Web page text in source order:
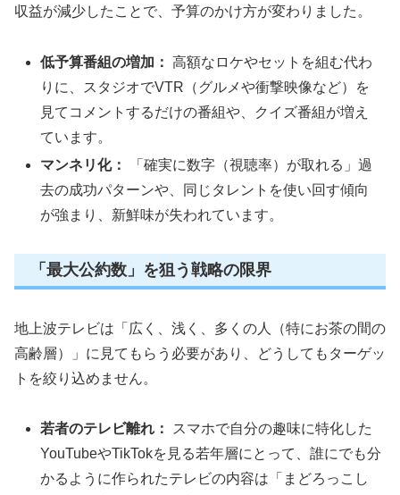
収益が減少したことで、予算のかけ方が変わりました。
低予算番組の増加： 高額なロケやセットを組む代わ
りに、スタジオでVTR（グルメや衝撃映像など）を
見てコメントするだけの番組や、クイズ番組が増え
ています。
マンネリ化：
「確実に数字（視聴率）が取れる」過
去の成功パターンや、同じタレントを使い回す傾向
が強まり、新鮮味が失われています。
「最大公約数」を狙う戦略の限界
地上波テレビは「広く、浅く、多くの人（特にお茶の間の
高齢層）」に見てもらう必要があり、どうしてもターゲッ
トを絞り込めません。
若者のテレビ離れ：
スマホで自分の趣味に特化した
YouTubeやTikTokを見る若年層にとって、誰にでも分
かるように作られたテレビの内容は「まどろっこし